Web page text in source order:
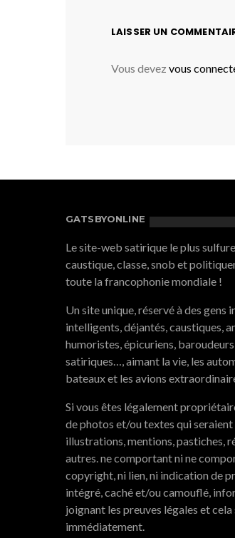
LAISSER UN
Vous devez vous
GATSBYONLINE
Le site-web satirique le plus
caustique, classe, snob et
toute la francophonie mondiale !
Un site unique, réservé à des gens
intelligents, déjantés, caustiques,
humoristes, épicuriens,
satiriques…, aimant la vie, les
bateaux et les avions
Si vous êtes légalement
de photos et/ou textes qui
illustrations, mentions, pastiches,
autres. ne comportant ni ne
copyright, ni lien, ni indication de
intégré, caché et/ou camouflé,
joignant les preuves légales et
immédiatement.